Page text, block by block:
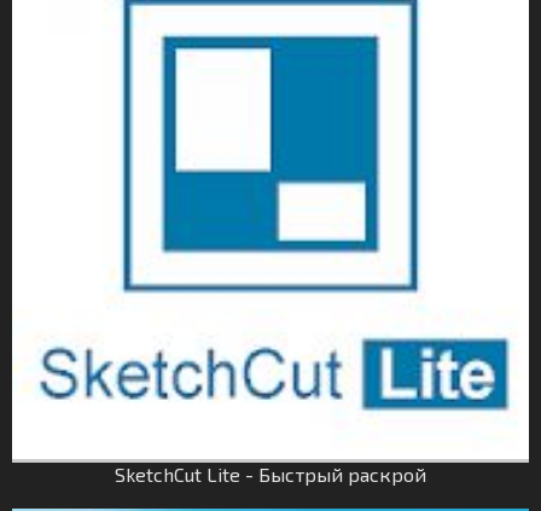
SketchCut Lite - Быстрый раскрой